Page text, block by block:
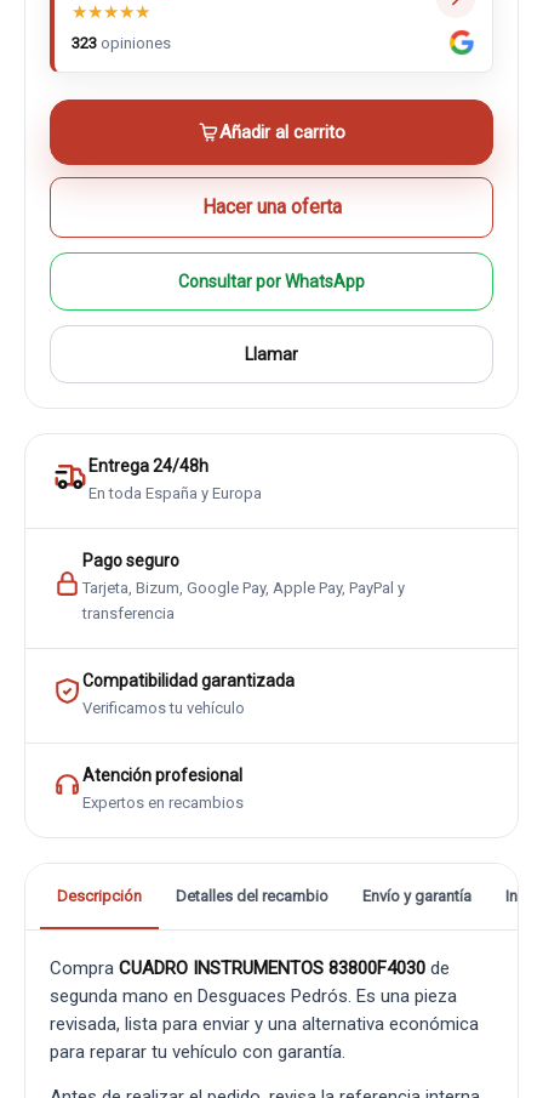
★★★★★
323 opiniones
Añadir al carrito
Hacer una oferta
Consultar por WhatsApp
Llamar
Entrega 24/48h
En toda España y Europa
Pago seguro
Tarjeta, Bizum, Google Pay, Apple Pay, PayPal y
transferencia
Compatibilidad garantizada
Verificamos tu vehículo
Atención profesional
Expertos en recambios
Descripción Detalles del recambio Envío y garantía
Compra CUADRO INSTRUMENTOS 83800F4030 de
segunda mano en Desguaces Pedrós. Es una pieza
revisada, lista para enviar y una alternativa económica
para reparar tu vehículo con garantía.